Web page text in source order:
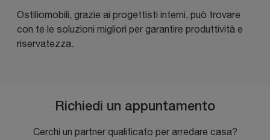
Ostiliomobili, grazie ai progettisti interni, può trovare
con te le soluzioni migliori per garantire produttività e
riservatezza.
Richiedi un appuntamento
Cerchi un partner qualificato per arredare casa?